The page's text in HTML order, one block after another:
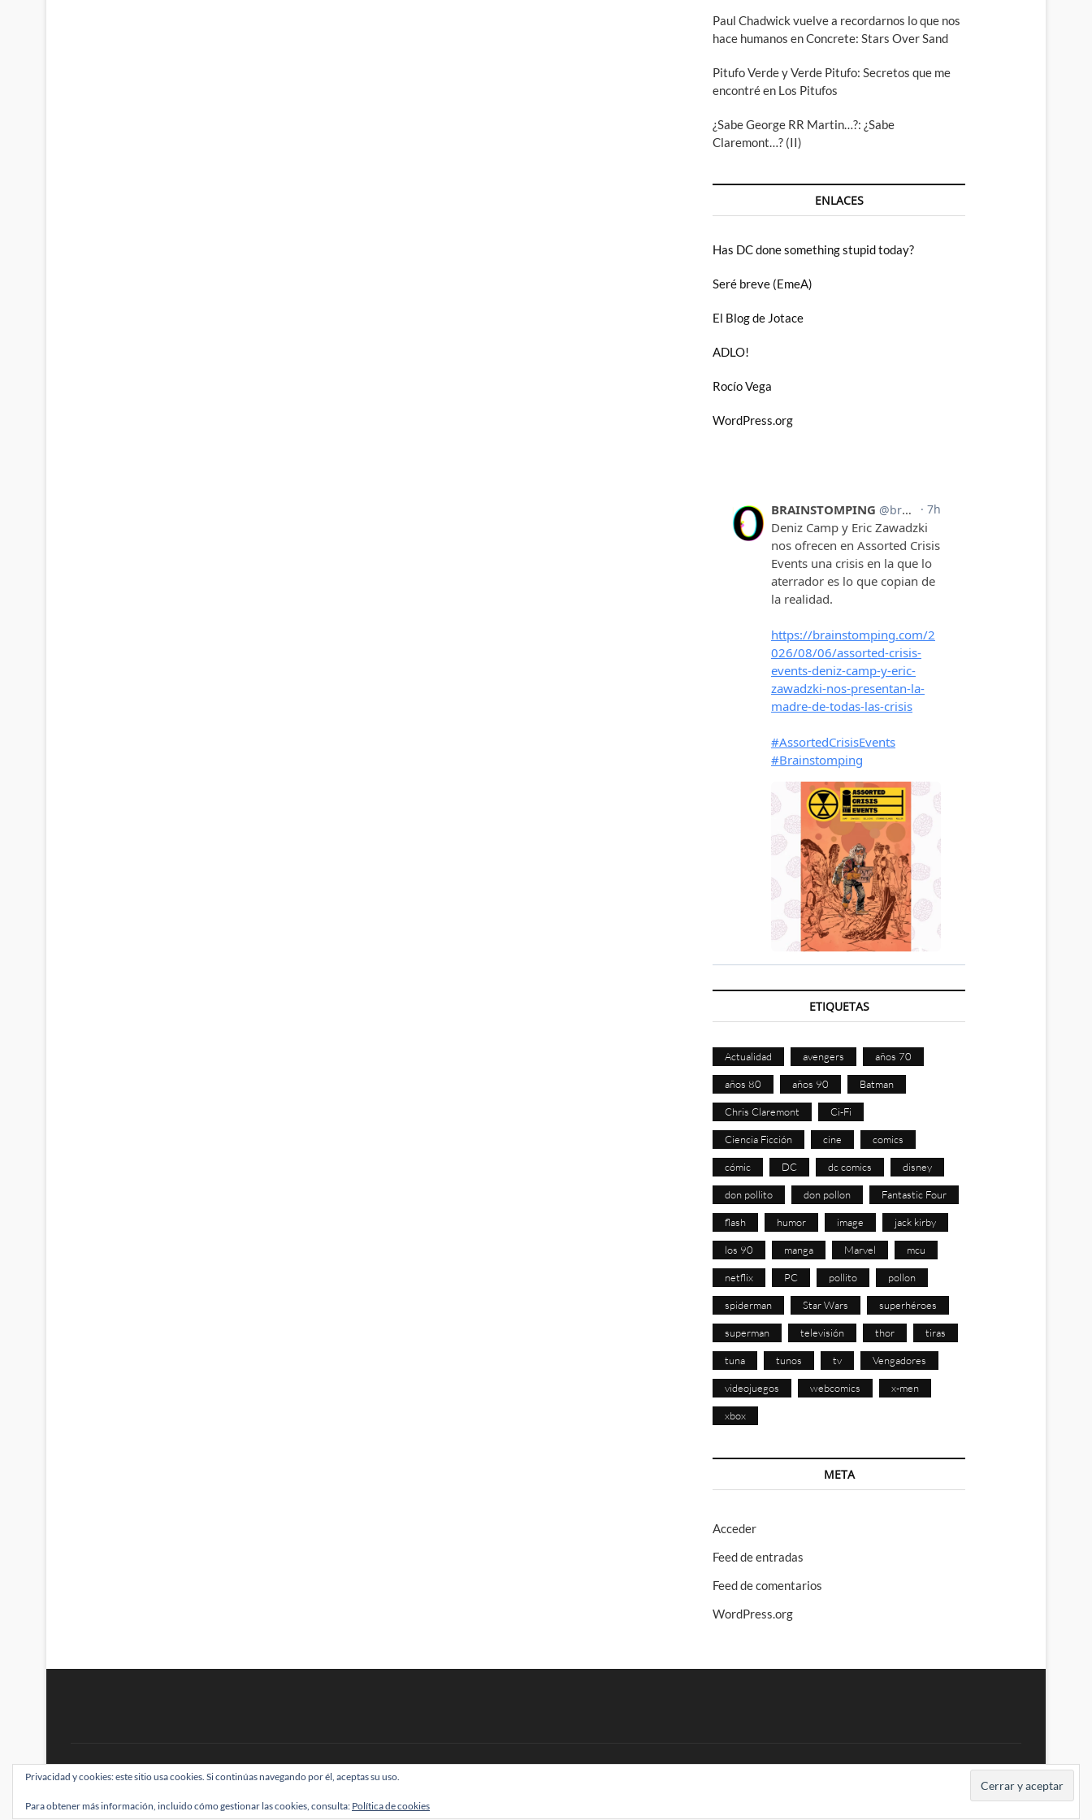
Paul Chadwick vuelve a recordarnos lo que nos
hace humanos en Concrete: Stars Over Sand
Pitufo Verde y Verde Pitufo: Secretos que me
encontré en Los Pitufos
¿Sabe George RR Martin…?: ¿Sabe
Claremont…? (II)
ENLACES
Has DC done something stupid today?
Seré breve (EmeA)
El Blog de Jotace
ADLO!
Rocío Vega
WordPress.org
ETIQUETAS
Actualidad avengers años 70
años 80 años 90 Batman
Chris Claremont Ci-Fi
Ciencia Ficción cine comics
cómic DC dc comics disney
don pollito don pollon Fantastic Four
flash humor image jack kirby
los 90 manga Marvel mcu
netflix PC pollito pollon
spiderman Star Wars superhéroes
superman televisión thor tiras
tuna tunos tv Vengadores
videojuegos webcomics x-men
xbox
META
Acceder
Feed de entradas
Feed de comentarios
WordPress.org
BRAINSTOMPING| Diseñado por:Theme Freesia|WordPress| © Todos los derechos reservados
Privacidad y cookies: este sitio usa cookies. Si continúas navegando por él, aceptas su uso.
Para obtener más información, incluido cómo gestionar las cookies, consulta: Política de cookies